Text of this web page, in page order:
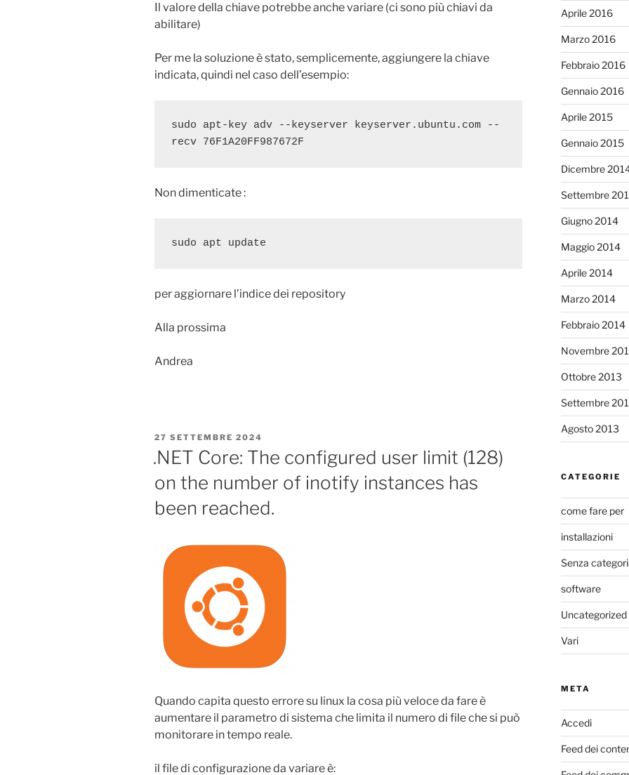
Il valore della chiave potrebbe anche variare (ci sono più chiavi da
abilitare)
Per me la soluzione è stato, semplicemente, aggiungere la chiave
indicata, quindi nel caso dell’esempio:
sudo apt-key adv --keyserver keyserver.ubuntu.com --
recv 76F1A20FF987672F
Non dimenticate :
sudo apt update
per aggiornare l’indice dei repository
Alla prossima
Andrea
PUBBLICATO
IL
27 SETTEMBRE 2024
.NET Core: The configured user limit (128)
on the number of inotify instances has
been reached.
Quando capita questo errore su linux la cosa più veloce da fare è
aumentare il parametro di sistema che limita il numero di file che si può
monitorare in tempo reale.
il file di configurazione da variare è:
Aprile 2016
Marzo 2016
Febbraio 2016
Gennaio 2016
Aprile 2015
Gennaio 2015
Dicembre
Settembre
Giugno 2014
Maggio 2014
Aprile 2014
Marzo 2014
Febbraio 2014
Novembre
Ottobre 2013
Settembre
Agosto 2013
CATEGORIE
come fare per
installazioni
Senza
software
Uncategorized
Vari
META
Accedi
Feed dei